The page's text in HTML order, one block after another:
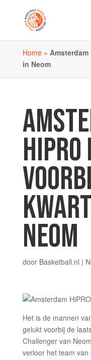
Home»
in Neom
NEOM
door Basketball.nl |
Het is de mannen
gelukt voorbij de
Challenger van
verloor het team